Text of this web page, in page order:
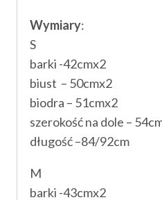
Wymiary:
S
barki -42cmx2
biust – 50cmx2
biodra – 51cmx2
szerokość na dole –
długość –84/92cm
M
barki -43cmx2